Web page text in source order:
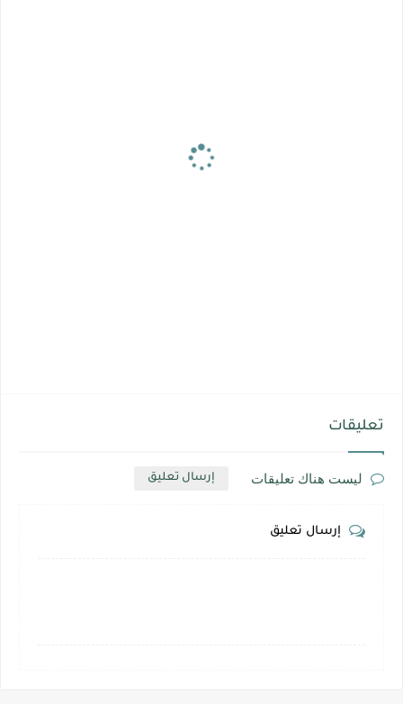
تعليقات
ليست هناك تعليقات إرسال تعليق
إرسال تعليق